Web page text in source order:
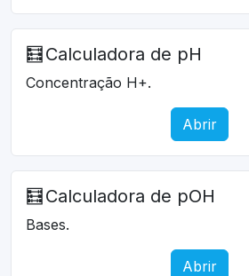
🧮 Calculadora de pH
Concentração H+.
Abrir
🧮 Calculadora de pOH
Bases.
Abrir